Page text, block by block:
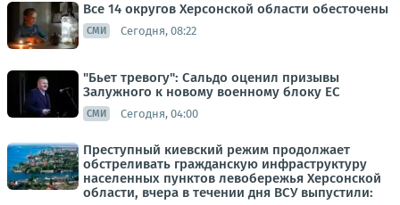
Все 14 округов Херсонской области обесточены
СМИ Сегодня, 08:22
"Бьет тревогу": Сальдо оценил призывы
Залужного к новому военному блоку ЕС
СМИ Сегодня, 04:00
Преступный киевский режим продолжает
обстреливать гражданскую инфраструктуру
населенных пунктов левобережья Херсонской
области, вчера в течении дня ВСУ выпустили: